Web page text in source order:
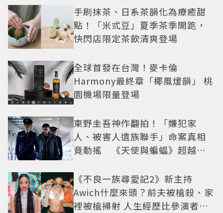
手刷抹茶、日系茶韻化為療癒甜
點！「米弎豆」夏季茶季開跑，
快閃店限定茶飲清爽登場
全球首發在台灣！麥卡倫
Harmony最終章「椰風煖韻」 桃
園機場限量登場
東野圭吾神作翻拍！「嫌犯家
人、被害人遺族聯手」命案真相
竟動搖 《天使與蝙蝠》超越懸
《不良一族尋愛記2》新主持
Awich什麼來頭？前夫被槍殺、家
裡被槍掃射 人生經歷比參演者還